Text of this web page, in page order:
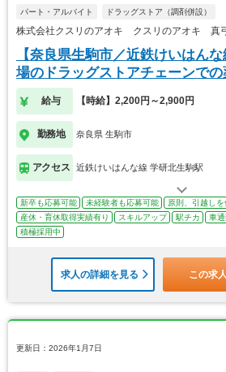
パート・アルバイト ドラッグストア（調剤併設）
株式会社クスリのアオキ クスリのアオキ 真
【奈良県生駒市／近鉄けいはん
場のドラッグストアチェーンでの
給与 【時給】2,200円～2,900円
勤務地 奈良県 生駒市
アクセス 近鉄けいはんな線 学研北生駒駅
新卒も応募可能 未経験者も応募可能
原則、引越しを
産休・育休取得実績有り
スキルアップ 駅チカ 車
積極採用中
求人の詳細を見る この求
更新日：2026年1月7日